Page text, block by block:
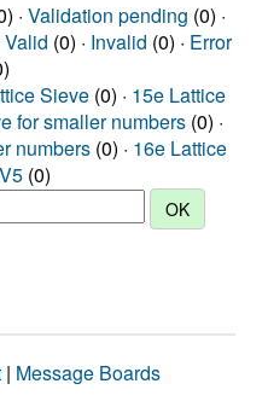
· Validation pending (0) ·
Valid (0) · Invalid (0) · Error
Sieve (0) · 15e Lattice
for smaller numbers (0) ·
numbers (0) · 16e Lattice
(0)
| Message Boards